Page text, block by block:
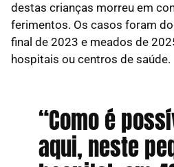
destas crianças morreu em
ferimentos. Os casos foram
final de 2023 e meados de
hospitais ou centros de saúde.
“Como é
aqui, neste